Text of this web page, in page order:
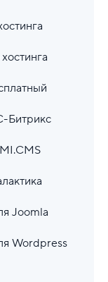
Битрикс
Joomla
Wordpress